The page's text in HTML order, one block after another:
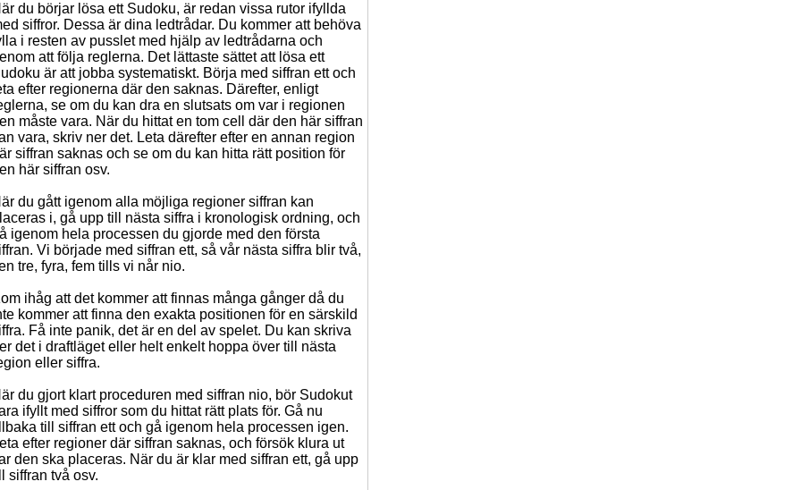
du börjar lösa ett Sudoku, är redan vissa rutor ifyllda
siffror. Dessa är dina ledtrådar. Du kommer att behöva
i resten av pusslet med hjälp av ledtrådarna och
att följa reglerna. Det lättaste sättet att lösa ett
är att jobba systematiskt. Börja med siffran ett och
efter regionerna där den saknas. Därefter, enligt
se om du kan dra en slutsats om var i regionen
måste vara. När du hittat en tom cell där den här siffran
vara, skriv ner det. Leta därefter efter en annan region
siffran saknas och se om du kan hitta rätt position för
här siffran osv.
du gått igenom alla möjliga regioner siffran kan
i, gå upp till nästa siffra i kronologisk ordning, och
igenom hela processen du gjorde med den första
Vi började med siffran ett, så vår nästa siffra blir två,
tre, fyra, fem tills vi når nio.
ihåg att det kommer att finnas många gånger då du
kommer att finna den exakta positionen för en särskild
Få inte panik, det är en del av spelet. Du kan skriva
det i draftläget eller helt enkelt hoppa över till nästa
eller siffra.
du gjort klart proceduren med siffran nio, bör Sudokut
ifyllt med siffror som du hittat rätt plats för. Gå nu
till siffran ett och gå igenom hela processen igen.
efter regioner där siffran saknas, och försök klura ut
den ska placeras. När du är klar med siffran ett, gå upp
siffran två osv.